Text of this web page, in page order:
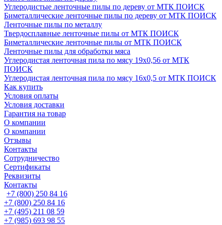
Углеродистые ленточные пилы по дереву от МТК ПОИСК
Биметаллические ленточные пилы по дереву от МТК ПОИСК
Ленточные пилы по металлу
Твердосплавные ленточные пилы от МТК ПОИСК
Биметаллические ленточные пилы от МТК ПОИСК
Ленточные пилы для обработки мяса
Углеродистая ленточная пила по мясу 19х0,56 от МТК
ПОИСК
Углеродистая ленточная пила по мясу 16х0,5 от МТК ПОИСК
Как купить
Условия оплаты
Условия доставки
Гарантия на товар
О компании
О компании
Отзывы
Контакты
Сотрудничество
Сертификаты
Реквизиты
Контакты
+7 (800) 250 84 16
+7 (800) 250 84 16
+7 (495) 211 08 59
+7 (985) 693 98 55